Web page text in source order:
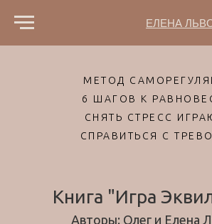
ЕЛЕНА
МЕТОД
6 ШАГОВ К
СНЯТЬ СТРЕСС
СПРАВИТЬСЯ С
Книга "Игра
Авторы: Олег и Елена